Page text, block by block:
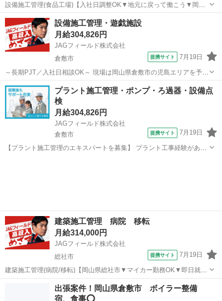
設備施工管理(食品工場)【入社日調整OK▼地元に戻って働こう▼岡
山・総社】 ～地場産業を盛上げる・夜勤ナシ～食品工場の設備改修に
係る施工管理です。RC造物件の空調/衛生/給排水設備改修が対象。
【担当業務】◇施工管理(工程...
岡山 総社市 その他
設備施工管理・遊戯施設
月給304,826円
JAGフィールド株式会社
倉敷市
提携サイト 7月19日
～長期PJT／入社日相談OK～ 現場は岡山県倉敷市の児島エリアを予定
しておりますが、最寄り駅から離れているので車通勤が便利です。 (担
当プロジェクト) サブコンの支店管轄工事になります。 物件：遊戯施
設 工事区分：改...
岡山 倉敷市 その他
プラント施工管理・ポンプ・ろ過器・設備点
検
月給304,826円
JAGフィールド株式会社
倉敷市
提携サイト 7月19日
【プラント施工管理のエキスパートを募集】 プラント工事経験がある
建築施工管理 病院 移転
月給314,000円
JAGフィールド株式会社
総社市
提携サイト 7月19日
建築施工管理(病院/移転)【岡山県総社市▼マイカー勤務OK▼即日就業
可】 ＜着任日相談OK◎入社日相談可能＞医療福祉施設の移転計画に
伴う施工管理業務です。現場監督6名体制で、RC造4階／工期13か月の
その他
出張案件！岡山県倉敷市 ボイラー整備
宿、食事⭕️